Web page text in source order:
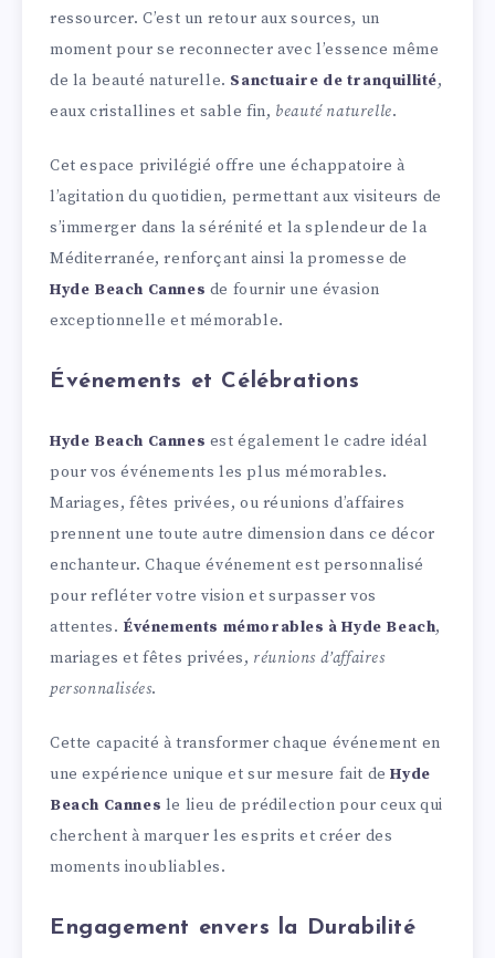
ressourcer. C’est un retour aux sources, un
moment pour se reconnecter avec l’essence même
de la beauté naturelle. Sanctuaire de tranquillité,
eaux cristallines et sable fin, beauté naturelle.
Cet espace privilégié offre une échappatoire à
l’agitation du quotidien, permettant aux visiteurs de
s’immerger dans la sérénité et la splendeur de la
Méditerranée, renforçant ainsi la promesse de
Hyde Beach Cannes de fournir une évasion
exceptionnelle et mémorable.
Événements et Célébrations
Hyde Beach Cannes est également le cadre idéal
pour vos événements les plus mémorables.
Mariages, fêtes privées, ou réunions d’affaires
prennent une toute autre dimension dans ce décor
enchanteur. Chaque événement est personnalisé
pour refléter votre vision et surpasser vos
attentes. Événements mémorables à Hyde Beach,
mariages et fêtes privées, réunions d’affaires
personnalisées.
Cette capacité à transformer chaque événement en
une expérience unique et sur mesure fait deHyde
Beach Cannes le lieu de prédilection pour ceux qui
cherchent à marquer les esprits et créer des
moments inoubliables.
Engagement envers la Durabilité